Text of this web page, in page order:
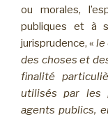
ou morales,
publiques et à
jurisprudence, « le
des choses et
finalité
utilisés par les
agents publics,